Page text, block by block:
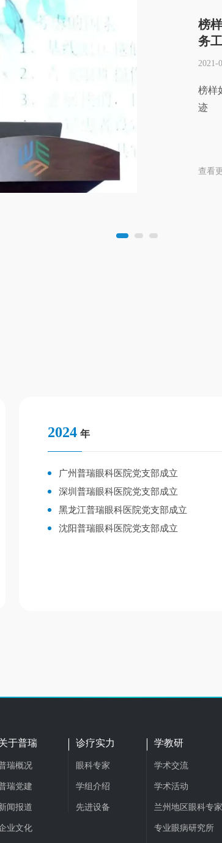
榜
务
2021-
榜样
迹
查看
2024 年
广州普瑞眼科医院党支部成立
深圳普瑞眼科医院党支部成立
黑龙江普瑞眼科医院党支部成立
沈阳普瑞眼科医院党支部成立
于普瑞
瑞概况
瑞党建
闻报道
业文化
诊疗实力
眼科专家
学组介绍
先进设备
学教研
学术交流
学术活动
兰州地区眼科专
专业眼病研究所